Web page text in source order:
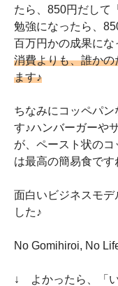
たら、850円だして
勉強になったら、
百万円かの成果に
消費よりも、誰か
ます♪
ちなみにコッペパ
す♪ハンバーガーや
が、ペースト状の
は最高の簡易食です
面白いビジネスモデ
した♪
No Gomihiroi, No
↓ よかったら、「